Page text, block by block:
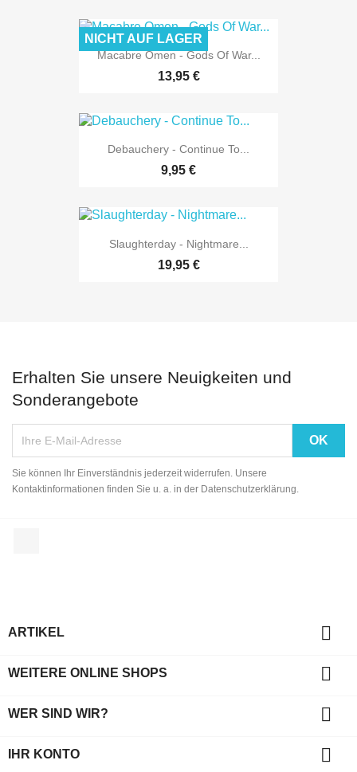
Macabre Omen - Gods Of War...
13,95 €
NICHT AUF LAGER
Debauchery - Continue To...
9,95 €
Slaughterday - Nightmare...
19,95 €
Erhalten Sie unsere Neuigkeiten und
Sonderangebote
Sie können Ihr Einverständnis jederzeit widerrufen. Unsere
Kontaktinformationen finden Sie u. a. in der Datenschutzerklärung.
ARTIKEL 
WEITERE ONLINE SHOPS 
WER SIND WIR? 
IHR KONTO 